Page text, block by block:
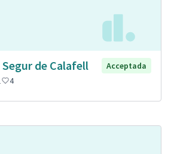
de Calafell
Acceptada
4